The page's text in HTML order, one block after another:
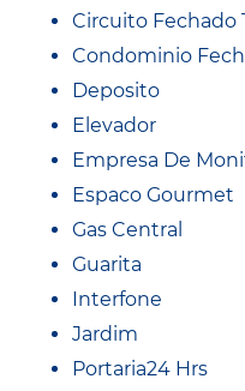
Circuito Fechado
Condominio
Deposito
Elevador
Empresa De
Espaco Gourmet
Gas Central
Guarita
Interfone
Jardim
Portaria24 Hrs